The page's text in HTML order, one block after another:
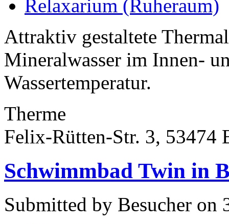
Relaxarium (Ruheraum)
Attraktiv gestaltete
Mineralwasser im Innen-
Wassertemperatur.
Therme
Felix-Rütten-Str. 3, 53474
Schwimmbad Twin in
Submitted by Besucher on